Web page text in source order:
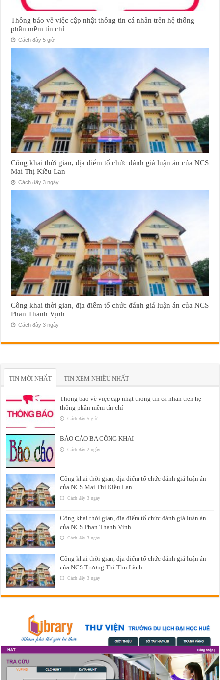
Thông báo về việc cập nhật thông tin cá nhân trên hệ thống
phần mềm tín chỉ
Cách đây 5 giờ
Công khai thời gian, địa điểm tổ chức đánh giá luận án của NCS
Mai Thị Kiều Lan
Cách đây 3 ngày
Công khai thời gian, địa điểm tổ chức đánh giá luận án của NCS
Phan Thanh Vịnh
Cách đây 3 ngày
TIN MỚI NHẤT TIN XEM NHIỀU NHẤT
Thông báo về việc cập nhật thông tin cá nhân trên hệ
thống phần mềm tín chỉ
Cách đây 5 giờ
BÁO CÁO BA CÔNG KHAI
Cách đây 2 ngày
Công khai thời gian, địa điểm tổ chức đánh giá luận án
của NCS Mai Thị Kiều Lan
Cách đây 3 ngày
Công khai thời gian, địa điểm tổ chức đánh giá luận án
của NCS Phan Thanh Vịnh
Cách đây 3 ngày
Công khai thời gian, địa điểm tổ chức đánh giá luận án
của NCS Trương Thị Thu Lành
Cách đây 3 ngày